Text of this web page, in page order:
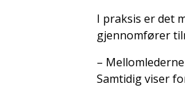
I praksis er det
gjennomfører
–
Samtidig viser